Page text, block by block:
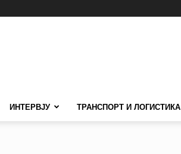
ИНТЕРВЈУ ТРАНСПОРТ И ЛОГИСТИКА